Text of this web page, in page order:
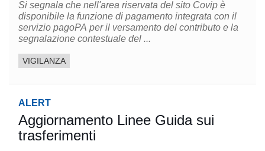
Si segnala che nell'area riservata del sito Covip è
disponibile la funzione di pagamento integrata con il
servizio pagoPA per il versamento del contributo e la
segnalazione contestuale del ...
VIGILANZA
ALERT
Aggiornamento Linee Guida sui
trasferimenti